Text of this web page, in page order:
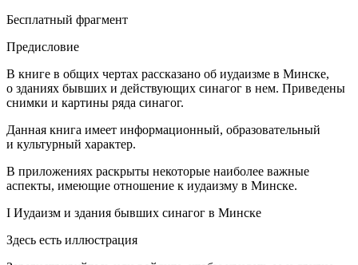
Бесплатный фрагмент
Предисловие
В книге в общих чертах рассказано об иудаизме в Минске,
о зданиях бывших и действующих синагог в нем. Приведены
снимки и картины ряда синагог.
Данная книга имеет информационный, образовательный
и культурный характер.
В приложениях раскрыты некоторые наиболее важные
аспекты, имеющие отношение к иудаизму в Минске.
I Иудаизм и здания бывших синагог в Минске
Здесь есть иллюстрация